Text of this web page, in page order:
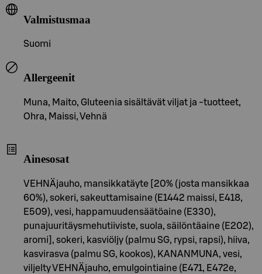
Valmistusmaa
Suomi
Allergeenit
Muna, Maito, Gluteenia sisältävät viljat ja -tuotteet,
Ohra, Maissi, Vehnä
Ainesosat
VEHNÄjauho, mansikkatäyte [20% (josta mansikkaa
60%), sokeri, sakeuttamisaine (E1442 maissi, E418,
E509), vesi, happamuudensäätöaine (E330),
punajuuritäysmehutiiviste, suola, säilöntäaine (E202),
aromi], sokeri, kasviöljy (palmu SG, rypsi, rapsi), hiiva,
kasvirasva (palmu SG, kookos), KANANMUNA, vesi,
viljelty VEHNÄjauho, emulgointiaine (E471, E472e,